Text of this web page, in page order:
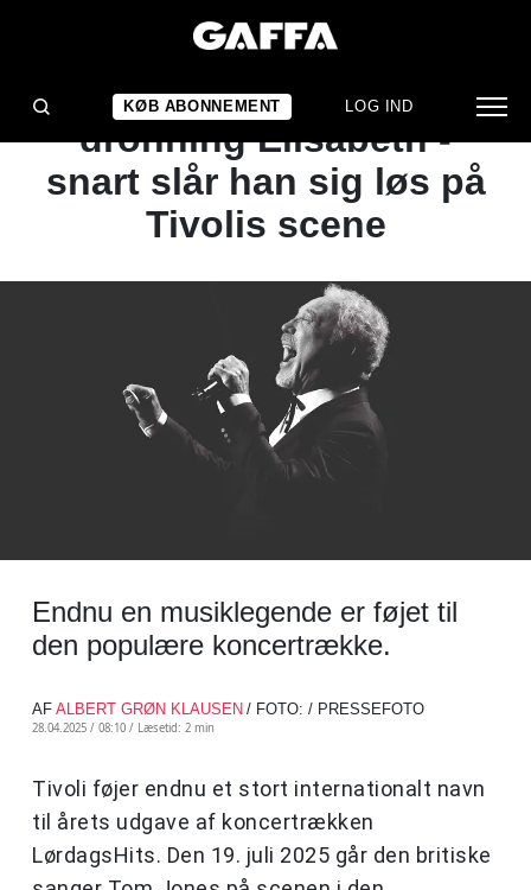
KØB ABONNEMENT LOG IND
NYHED
Han blev slået til ridder af
dronning Elisabeth -
snart slår han sig løs på
Tivolis scene
Endnu en musiklegende er føjet til
den populære koncertrække.
AF ALBERT GRØN KLAUSEN / FOTO: / PRESSEFOTO
28.04.2025 / 08:10 / Læsetid: 2 min
Tivoli føjer endnu et stort internationalt navn
til årets udgave af koncertrækken
LørdagsHits. Den 19. juli 2025 går den britiske